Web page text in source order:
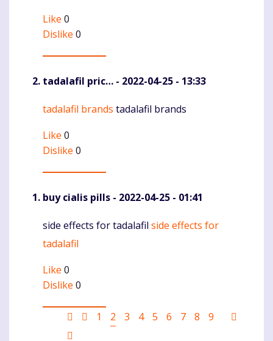
Like 0
Dislike 0
tadalafil pric… - 2022-04-25 - 13:33
Komentaras
tadalafil brands tadalafil brands
Like 0
Dislike 0
buy cialis pills - 2022-04-25 - 01:41
Komentaras
side effects for tadalafil side effects for
tadalafil
Like 0
Dislike 0
Pagination
First Ankstesnis
Puslapis
1
Current
2 Puslapis
3 Puslapis
4 Puslapis
5 Puslapis
6 Puslapis
7 Puslapis
8 Puslapis
9